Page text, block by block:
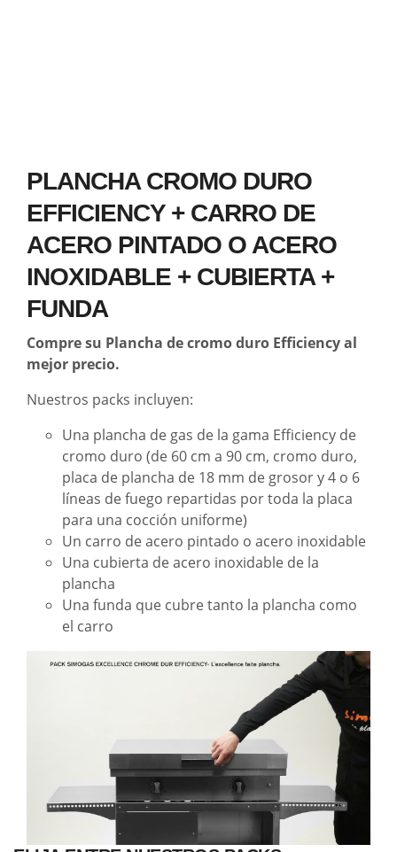
PLANCHA CROMO DURO
EFFICIENCY + CARRO DE
ACERO PINTADO O ACERO
INOXIDABLE + CUBIERTA +
FUNDA
Compre su Plancha de cromo duro Efficiency al
mejor precio.
Nuestros packs incluyen:
Una plancha de gas de la gama Efficiency de
cromo duro (de 60 cm a 90 cm, cromo duro,
placa de plancha de 18 mm de grosor y 4 o 6
líneas de fuego repartidas por toda la placa
para una cocción uniforme)
Un carro de acero pintado o acero inoxidable
Una cubierta de acero inoxidable de la
plancha
Una funda que cubre tanto la plancha como
el carro